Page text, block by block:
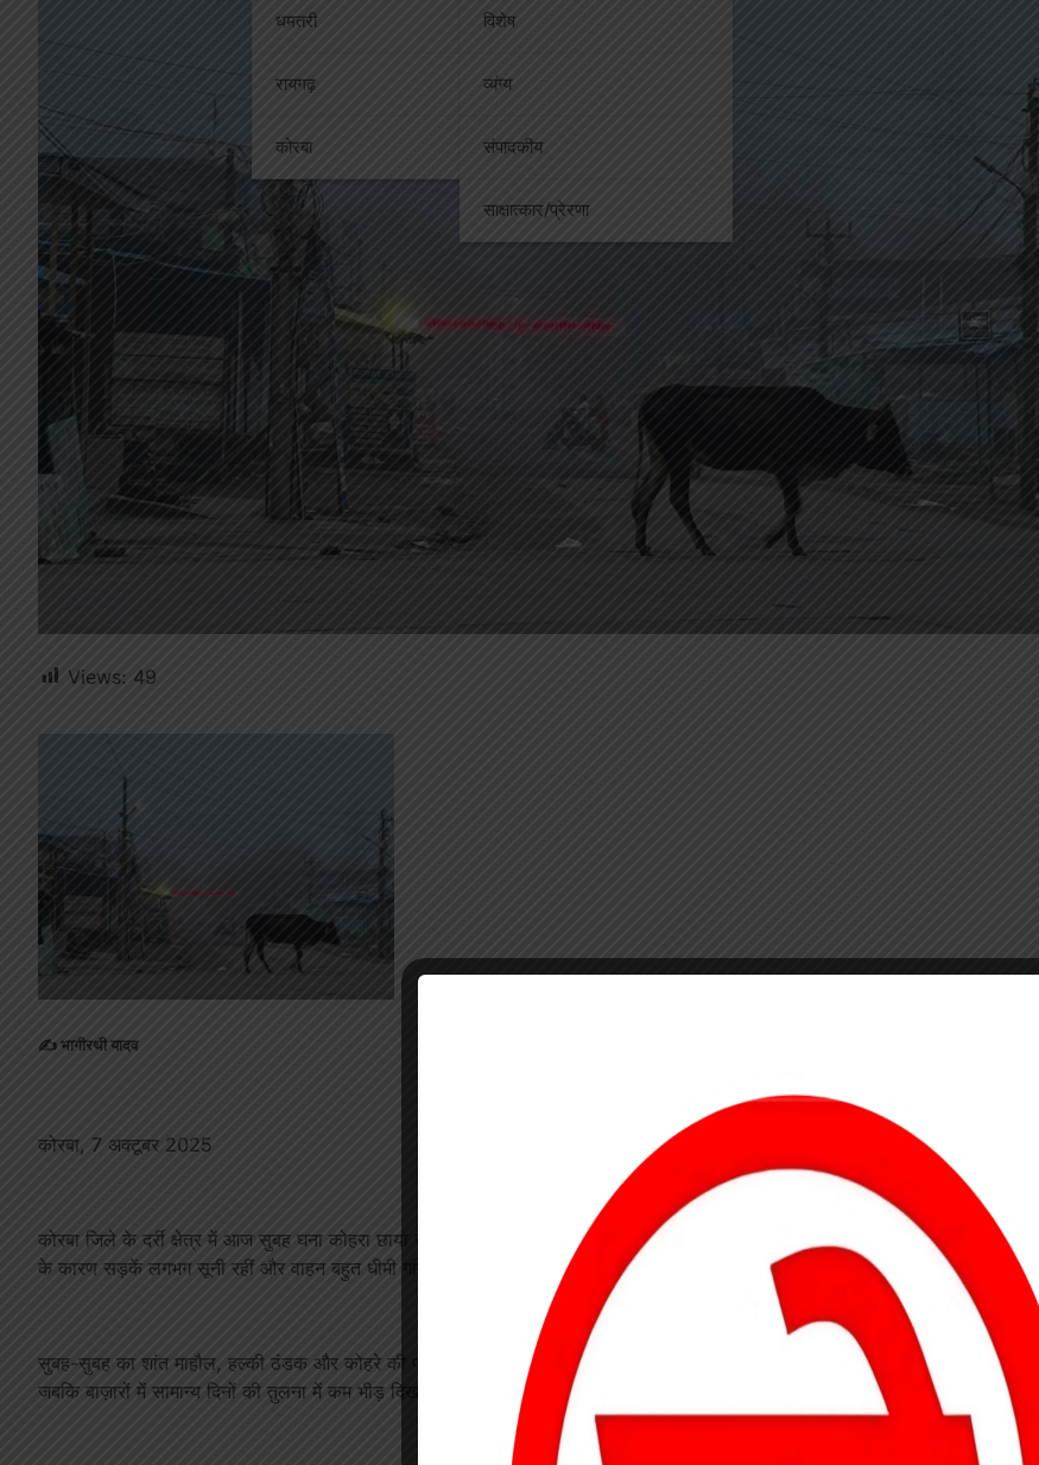
धमतरी
रायगढ़
कोरबा
विशेष
व्यंग्य
संपादकीय
साक्षात्कार/प्रेरणा
Views: 49
✍️ भागीरथी यादव
कोरबा, 7 अक्टूबर 2025
कोरबा जिले के दर्री क्षेत्र में आज सुबह घना कोहरा छाया रहा। चारों ओर फैली धुंध ने पूरे इलाके को मानो एक सफेद चादर से ढक दिया। दृश्यता कम होने
के कारण सड़कें लगभग सूनी रहीं और वाहन बहुत धीमी गति से चलते नजर आए।
सुबह-सुबह का शांत माहौल, हल्की ठंडक और कोहरे की परत ने वातावरण को बेहद मनमोहक बना दिया। चाय की दुकानों पर लोगों की चहल-पहल रही,
जबकि बाज़ारों में सामान्य दिनों की तुलना में कम भीड़ दिखाई दी।